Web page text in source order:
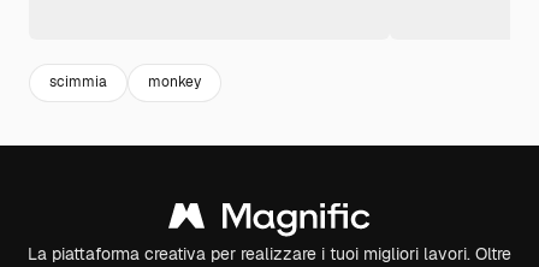
scimmia monkey
La piattaforma creativa per realizzare i tuoi migliori lavori. Oltre